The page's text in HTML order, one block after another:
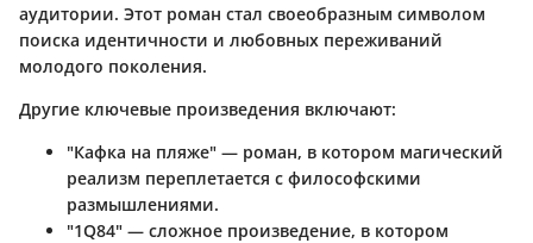
аудитории. Этот роман стал своеобразным символом
поиска идентичности и любовных переживаний
молодого поколения.
Другие ключевые произведения включают:
"Кафка на пляже" — роман, в котором магический
реализм переплетается с философскими
размышлениями.
"1Q84" — сложное произведение, в котором